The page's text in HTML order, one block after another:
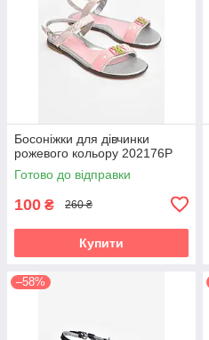
Босоніжки для дівчинки
рожевого кольору 202176P
Готово до відправки
100 ₴ 260 ₴
Купити
–58%